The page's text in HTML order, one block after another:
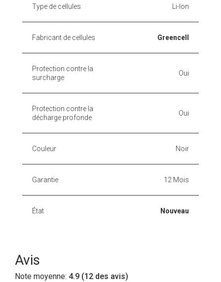
Type de cellules Li-Ion
Fabricant de cellules Greencell
Protection contre la
surcharge
Oui
Protection contre la
décharge profonde
Oui
Couleur Noir
Garantie 12 Mois
État Nouveau
Avis
Note moyenne: 4.9 (12 des avis)